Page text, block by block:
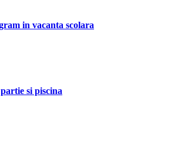
in vacanta scolara
si piscina